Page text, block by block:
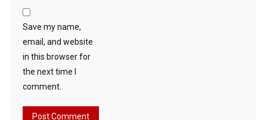
Save my name,
email, and website
in this browser for
the next time I
comment.